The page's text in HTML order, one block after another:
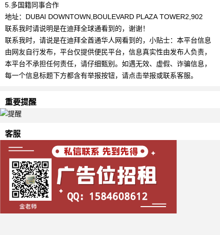
5.多国籍同事合作
地址：DUBAI DOWNTOWN,BOULEVARD PLAZA TOWER2,902
联系我时请说明是在迪拜全球通看到的，谢谢！
联系我时，请说是在迪拜全酋通华人网看到的，小贴士：本平台信息
由网友自行发布，平台仅提供便民平台，信息真实性由发布人负责，
本平台不承担任何责任，请仔细甄别。如遇无效、虚假、诈骗信息，
每一个信息标题下方都含有举报按钮，请点击举报或联系客服。
重要提醒
客服